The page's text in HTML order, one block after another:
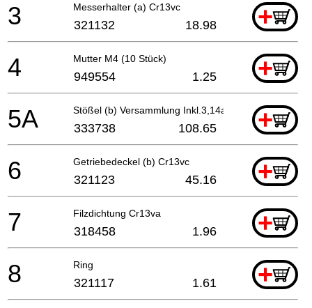
Messerhalter (a) Cr13vc +
3 321132 18.98
Mutter M4 (10 Stück) +
4 949554 1.25
Stößel (b) Versammlung Inkl.3,14a,15-19,62
+
5A 333738 108.65
Getriebedeckel (b) Cr13vc +
6 321123 45.16
Filzdichtung Cr13va +
7 318458 1.96
Ring +
8 321117 1.61